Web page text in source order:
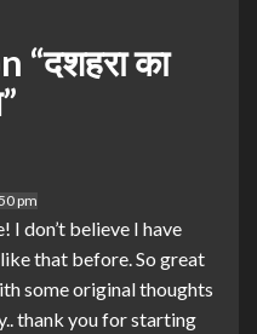
“दशहरा का
”
pm
I don’t believe I have
that before. So great
some original thoughts
thank you for starting